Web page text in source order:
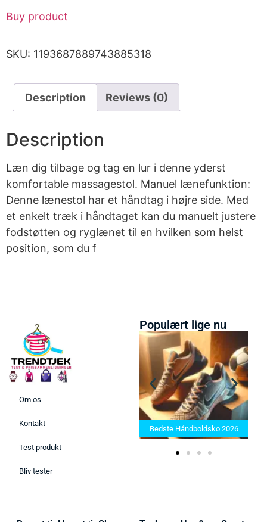
Buy product
SKU: 1193687889743885318
Description Reviews (0)
Description
Læn dig tilbage og tag en lur i denne yderst
komfortable massagestol. Manuel lænefunktion:
Denne lænestol har et håndtag i højre side. Med
et enkelt træk i håndtaget kan du manuelt justere
fodstøtten og ryglænet til en hvilken som helst
position, som du f
Om os
Kontakt
Test produkt
Bliv tester
Populært lige nu
Bedste Saunatæppe 2025 –
Find de bedste produkter her!
Bedste Håndboldsko 2026